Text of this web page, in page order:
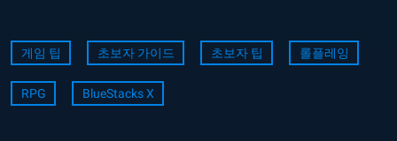
게임 팁 초보자 가이드 초보자 팁 롤플레잉
RPG BlueStacks X